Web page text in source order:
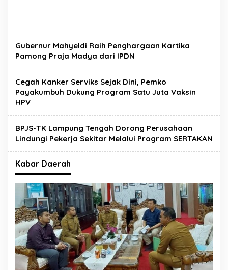
Gubernur Mahyeldi Raih Penghargaan Kartika
Pamong Praja Madya dari IPDN
Cegah Kanker Serviks Sejak Dini, Pemko
Payakumbuh Dukung Program Satu Juta Vaksin
HPV
BPJS-TK Lampung Tengah Dorong Perusahaan
Lindungi Pekerja Sekitar Melalui Program SERTAKAN
Kabar Daerah